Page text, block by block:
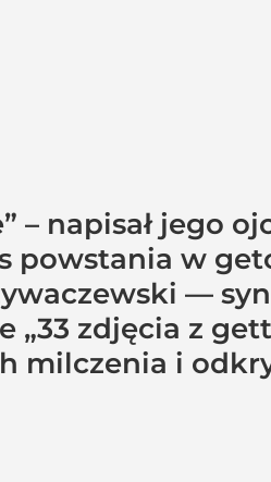
– napisał jego
powstania w
— syn
zdjęcia z
milczenia i